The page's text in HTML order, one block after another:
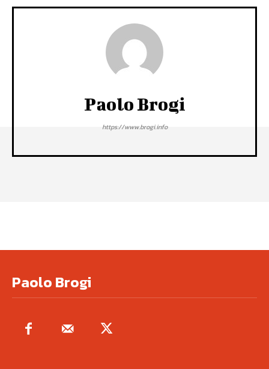
Paolo Brogi
https://www.brogi.info
Paolo Brogi